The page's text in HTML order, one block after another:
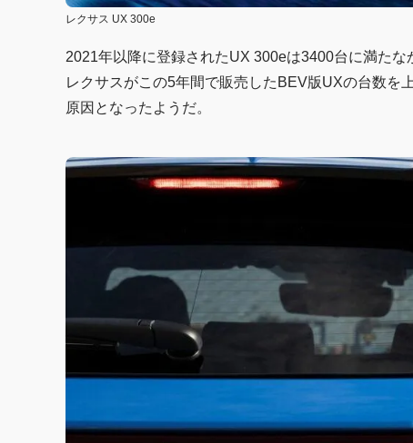
レクサス UX 300e
2021年以降に登録されたUX 300eは3400台に満た
レクサスがこの5年間で販売したBEV版UXの台数を
原因となったようだ。